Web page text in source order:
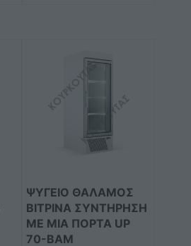
ΨΥΓΕΙΟ ΘΑΛΑΜΟΣ
ΒΙΤΡΙΝΑ ΣΥΝΤΗΡΗΣΗ
ΜΕ ΜΙΑ ΠΟΡΤΑ UP
70-BAM